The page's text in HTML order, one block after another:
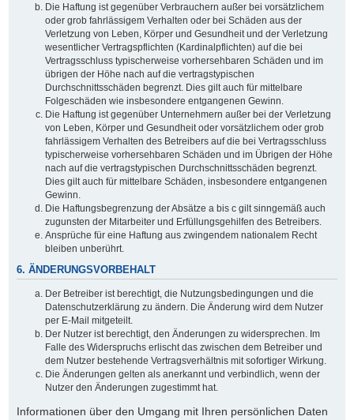
Die Haftung ist gegenüber Verbrauchern außer bei vorsätzlichem
oder grob fahrlässigem Verhalten oder bei Schäden aus der
Verletzung von Leben, Körper und Gesundheit und der Verletzung
wesentlicher Vertragspflichten (Kardinalpflichten) auf die bei
Vertragsschluss typischerweise vorhersehbaren Schäden und im
übrigen der Höhe nach auf die vertragstypischen
Durchschnittsschäden begrenzt. Dies gilt auch für mittelbare
Folgeschäden wie insbesondere entgangenen Gewinn.
Die Haftung ist gegenüber Unternehmern außer bei der Verletzung
von Leben, Körper und Gesundheit oder vorsätzlichem oder grob
fahrlässigem Verhalten des Betreibers auf die bei Vertragsschluss
typischerweise vorhersehbaren Schäden und im Übrigen der Höhe
nach auf die vertragstypischen Durchschnittsschäden begrenzt.
Dies gilt auch für mittelbare Schäden, insbesondere entgangenen
Gewinn.
Die Haftungsbegrenzung der Absätze a bis c gilt sinngemäß auch
zugunsten der Mitarbeiter und Erfüllungsgehilfen des Betreibers.
Ansprüche für eine Haftung aus zwingendem nationalem Recht
bleiben unberührt.
6. ÄNDERUNGSVORBEHALT
Der Betreiber ist berechtigt, die Nutzungsbedingungen und die
Datenschutzerklärung zu ändern. Die Änderung wird dem Nutzer
per E-Mail mitgeteilt.
Der Nutzer ist berechtigt, den Änderungen zu widersprechen. Im
Falle des Widerspruchs erlischt das zwischen dem Betreiber und
dem Nutzer bestehende Vertragsverhältnis mit sofortiger Wirkung.
Die Änderungen gelten als anerkannt und verbindlich, wenn der
Nutzer den Änderungen zugestimmt hat.
Informationen über den Umgang mit Ihren persönlichen Daten